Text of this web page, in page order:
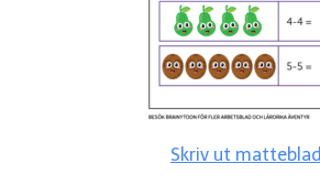
Skriv ut matteblad